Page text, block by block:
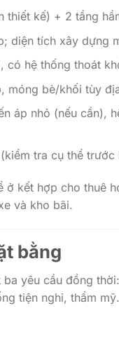
thiết kế) + 2 tầng
tích xây dựng
có hệ thống thoát
móng bè/khối tùy
áp nhỏ (nếu cần),
tra cụ thể
ở kết hợp cho thuê
và kho bãi.
bằng
ba yêu cầu đồng
tiện nghi, thẩm mỹ.